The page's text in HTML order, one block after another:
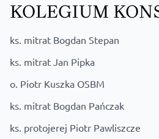
KOLEGIUM
ks. mitrat Bogdan Stepan
ks. mitrat Jan Pipka
o. Piotr Kuszka OSBM
ks. mitrat Bogdan Pańczak
ks. protojerej Piotr Pawliszcze